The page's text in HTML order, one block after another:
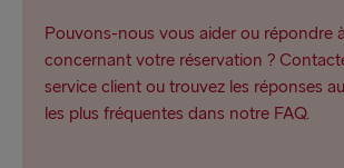
Pouvons-nous vous aider ou répondre
concernant votre réservation ?
service client ou trouvez les réponses
les plus fréquentes dans notre FAQ.